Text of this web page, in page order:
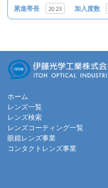
累進帯長 20 23 加入度数
ホーム
レンズ一覧
レンズ検索
レンズコーティング一覧
眼鏡レンズ事業
コンタクトレンズ事業